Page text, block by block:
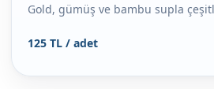
Gold, gümüş ve bambu supla
125 TL / adet